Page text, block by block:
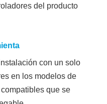
del producto
con un solo
en los modelos de
que se